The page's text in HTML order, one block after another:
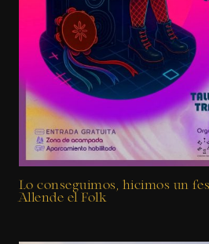
Lo conseguimos, hicimos un
Allende el Folk